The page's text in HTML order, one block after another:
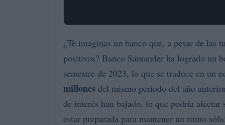
¿Te imaginas un banco que, a pesar de las
positivos? Banco Santander ha logrado un
semestre de 2023, lo que se traduce en un
millones del mismo periodo del año
de interés han bajado, lo que podría
estar preparada para mantener un ritmo